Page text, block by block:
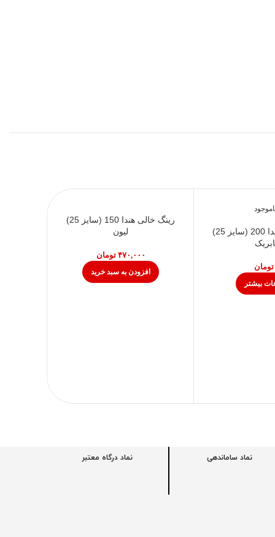
رینگ خالی هندا 200 (سایز 25)
تومان
بیشتر
رینگ خالی هندا 150 (سایز 25)
لیون
تومان
افزودن به سبد خرید
نماد ساماندهی نماد درگاه معتبر